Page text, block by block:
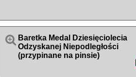
 Baretka Medal Dziesięciolecia
Odzyskanej Niepodległości
(przypinane na pinsie)